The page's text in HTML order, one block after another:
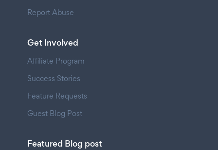
Report Abuse
Get Involved
Affiliate Program
Success Stories
Feature Requests
Guest Blog Post
Featured Blog post